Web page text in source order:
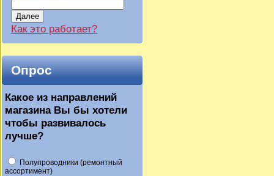
Далее
Как это работает?
Опрос
Какое из направлений
магазина Вы бы хотели
чтобы развивалось
лучше?
Полупроводники (ремонтный
ассортимент)